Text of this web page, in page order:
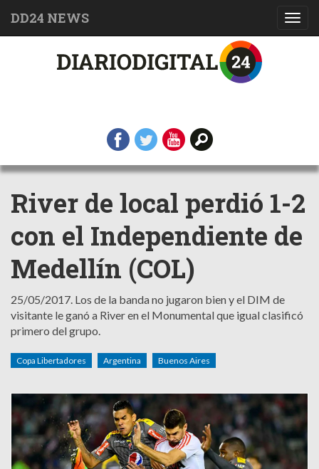
DD24 NEWS
River de local perdió 1-2
con el Independiente de
Medellín (COL)
25/05/2017. Los de la banda no jugaron bien y el DIM de
visitante le ganó a River en el Monumental que igual clasificó
primero del grupo.
Copa Libertadores Argentina Buenos Aires